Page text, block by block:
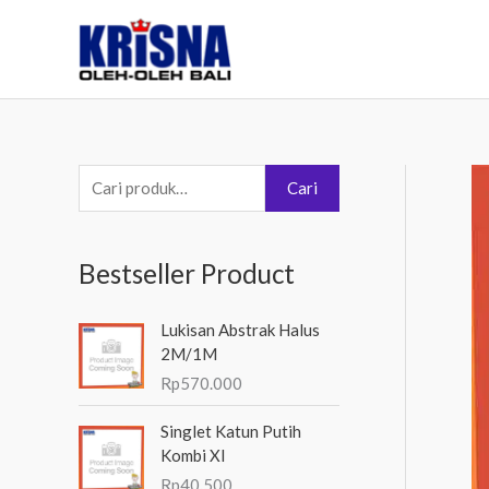
e
c
a
n
Cari
Bestseller Product
Lukisan Abstrak Halus
2M/1M
Rp570.000
Singlet Katun Putih
Kombi Xl
Rp40.500